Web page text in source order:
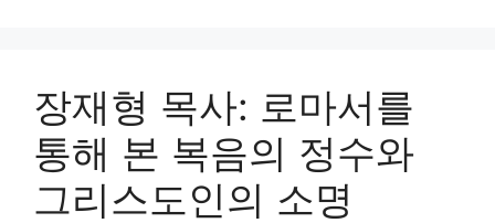
장재형 목사: 로마서를
통해 본 복음의 정수와
그리스도인의 소명